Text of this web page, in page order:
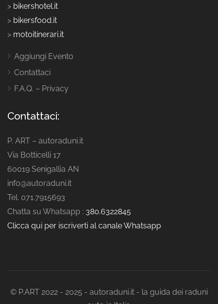
> bikershotel.it
> bikersfood.it
> motoitinerari.it
Aggiungi Evento
Contattaci
F.A.Q. – Privacy
Contattaci:
P. ART – autoraduni.it
Via Botticelli 17
60019 Senigallia AN
info@autoraduni.it
Tel. 071.7915693
Chatta su Whatsapp : 380.6322845
Clicca qui per iscriverti al canale Whatsapp
© P.ART 2022 - 2025 - autoraduni.it - la guida dei raduni